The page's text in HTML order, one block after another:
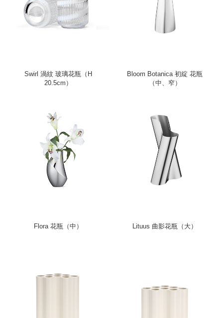
Swirl 渦紋 玻璃花瓶（H
20.5cm）
Bloom Botanica 初綻 花瓶
（中、窄）
Flora 花瓶（中） Lituus 曲影花瓶（大）